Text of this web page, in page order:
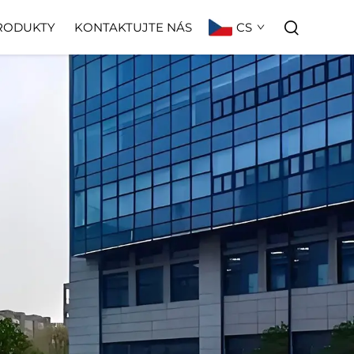
KONTAKTUJTE NÁS CS